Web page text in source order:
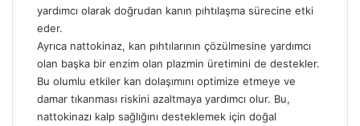
yardımcı olarak doğrudan kanın pıhtılaşma sürecine etki
eder.
Ayrıca nattokinaz, kan pıhtılarının çözülmesine yardımcı
olan başka bir enzim olan plazmin üretimini de destekler.
Bu olumlu etkiler kan dolaşımını optimize etmeye ve
damar tıkanması riskini azaltmaya yardımcı olur. Bu,
nattokinazı kalp sağlığını desteklemek için doğal